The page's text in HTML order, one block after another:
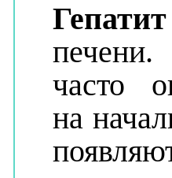
часто
на